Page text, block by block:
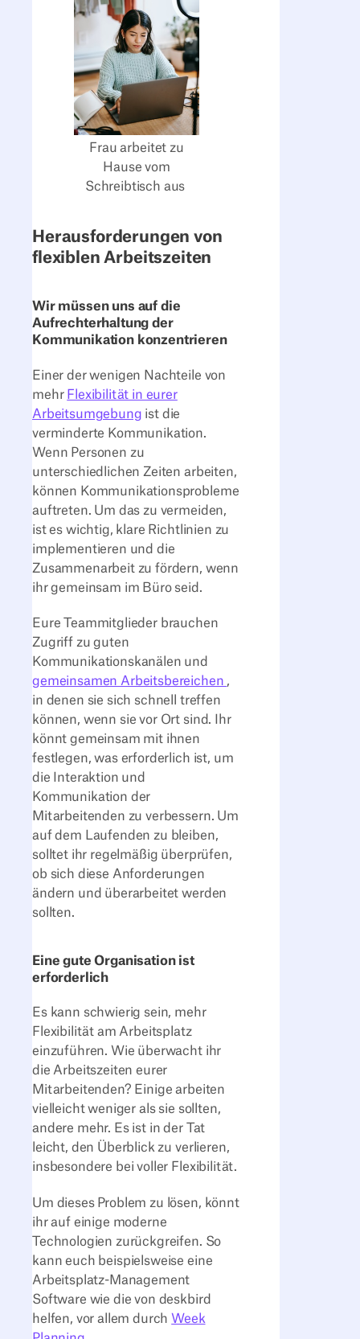
Frau arbeitet zu
Hause vom
Schreibtisch aus
Herausforderungen von
flexiblen Arbeitszeiten
Wir müssen uns auf die
Aufrechterhaltung der
Kommunikation konzentrieren
Einer der wenigen Nachteile von
mehr Flexibilität in eurer
Arbeitsumgebung ist die
verminderte Kommunikation.
Wenn Personen zu
unterschiedlichen Zeiten arbeiten,
können Kommunikationsprobleme
auftreten. Um das zu vermeiden,
ist es wichtig, klare Richtlinien zu
implementieren und die
Zusammenarbeit zu fördern, wenn
ihr gemeinsam im Büro seid.
Eure Teammitglieder brauchen
Zugriff zu guten
Kommunikationskanälen und
gemeinsamen Arbeitsbereichen ,
in denen sie sich schnell treffen
können, wenn sie vor Ort sind. Ihr
könnt gemeinsam mit ihnen
festlegen, was erforderlich ist, um
die Interaktion und
Kommunikation der
Mitarbeitenden zu verbessern. Um
auf dem Laufenden zu bleiben,
solltet ihr regelmäßig überprüfen,
ob sich diese Anforderungen
ändern und überarbeitet werden
sollten.
Eine gute Organisation ist
erforderlich
Es kann schwierig sein, mehr
Flexibilität am Arbeitsplatz
einzuführen. Wie überwacht ihr
die Arbeitszeiten eurer
Mitarbeitenden? Einige arbeiten
vielleicht weniger als sie sollten,
andere mehr. Es ist in der Tat
leicht, den Überblick zu verlieren,
insbesondere bei voller Flexibilität.
Um dieses Problem zu lösen, könnt
ihr auf einige moderne
Technologien zurückgreifen. So
kann euch beispielsweise eine
Arbeitsplatz-Management
Software wie die von deskbird
helfen, vor allem durchWeek